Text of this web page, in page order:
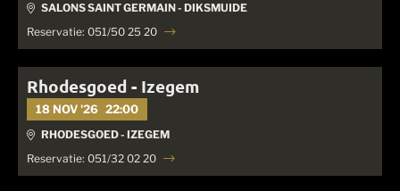
SALONS SAINT GERMAIN - DIKSMUIDE
Reservatie: 051/50 25 20
Rhodesgoed - Izegem
18 NOV '26 22:00
RHODESGOED - IZEGEM
Reservatie: 051/32 02 20